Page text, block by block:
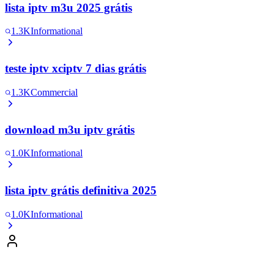
lista iptv m3u 2025 grátis
1.3KInformational
teste iptv xciptv 7 dias grátis
1.3KCommercial
download m3u iptv grátis
1.0KInformational
lista iptv grátis definitiva 2025
1.0KInformational